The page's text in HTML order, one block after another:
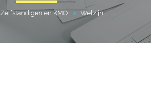
Zelfstandigen en KMO » Welzijn